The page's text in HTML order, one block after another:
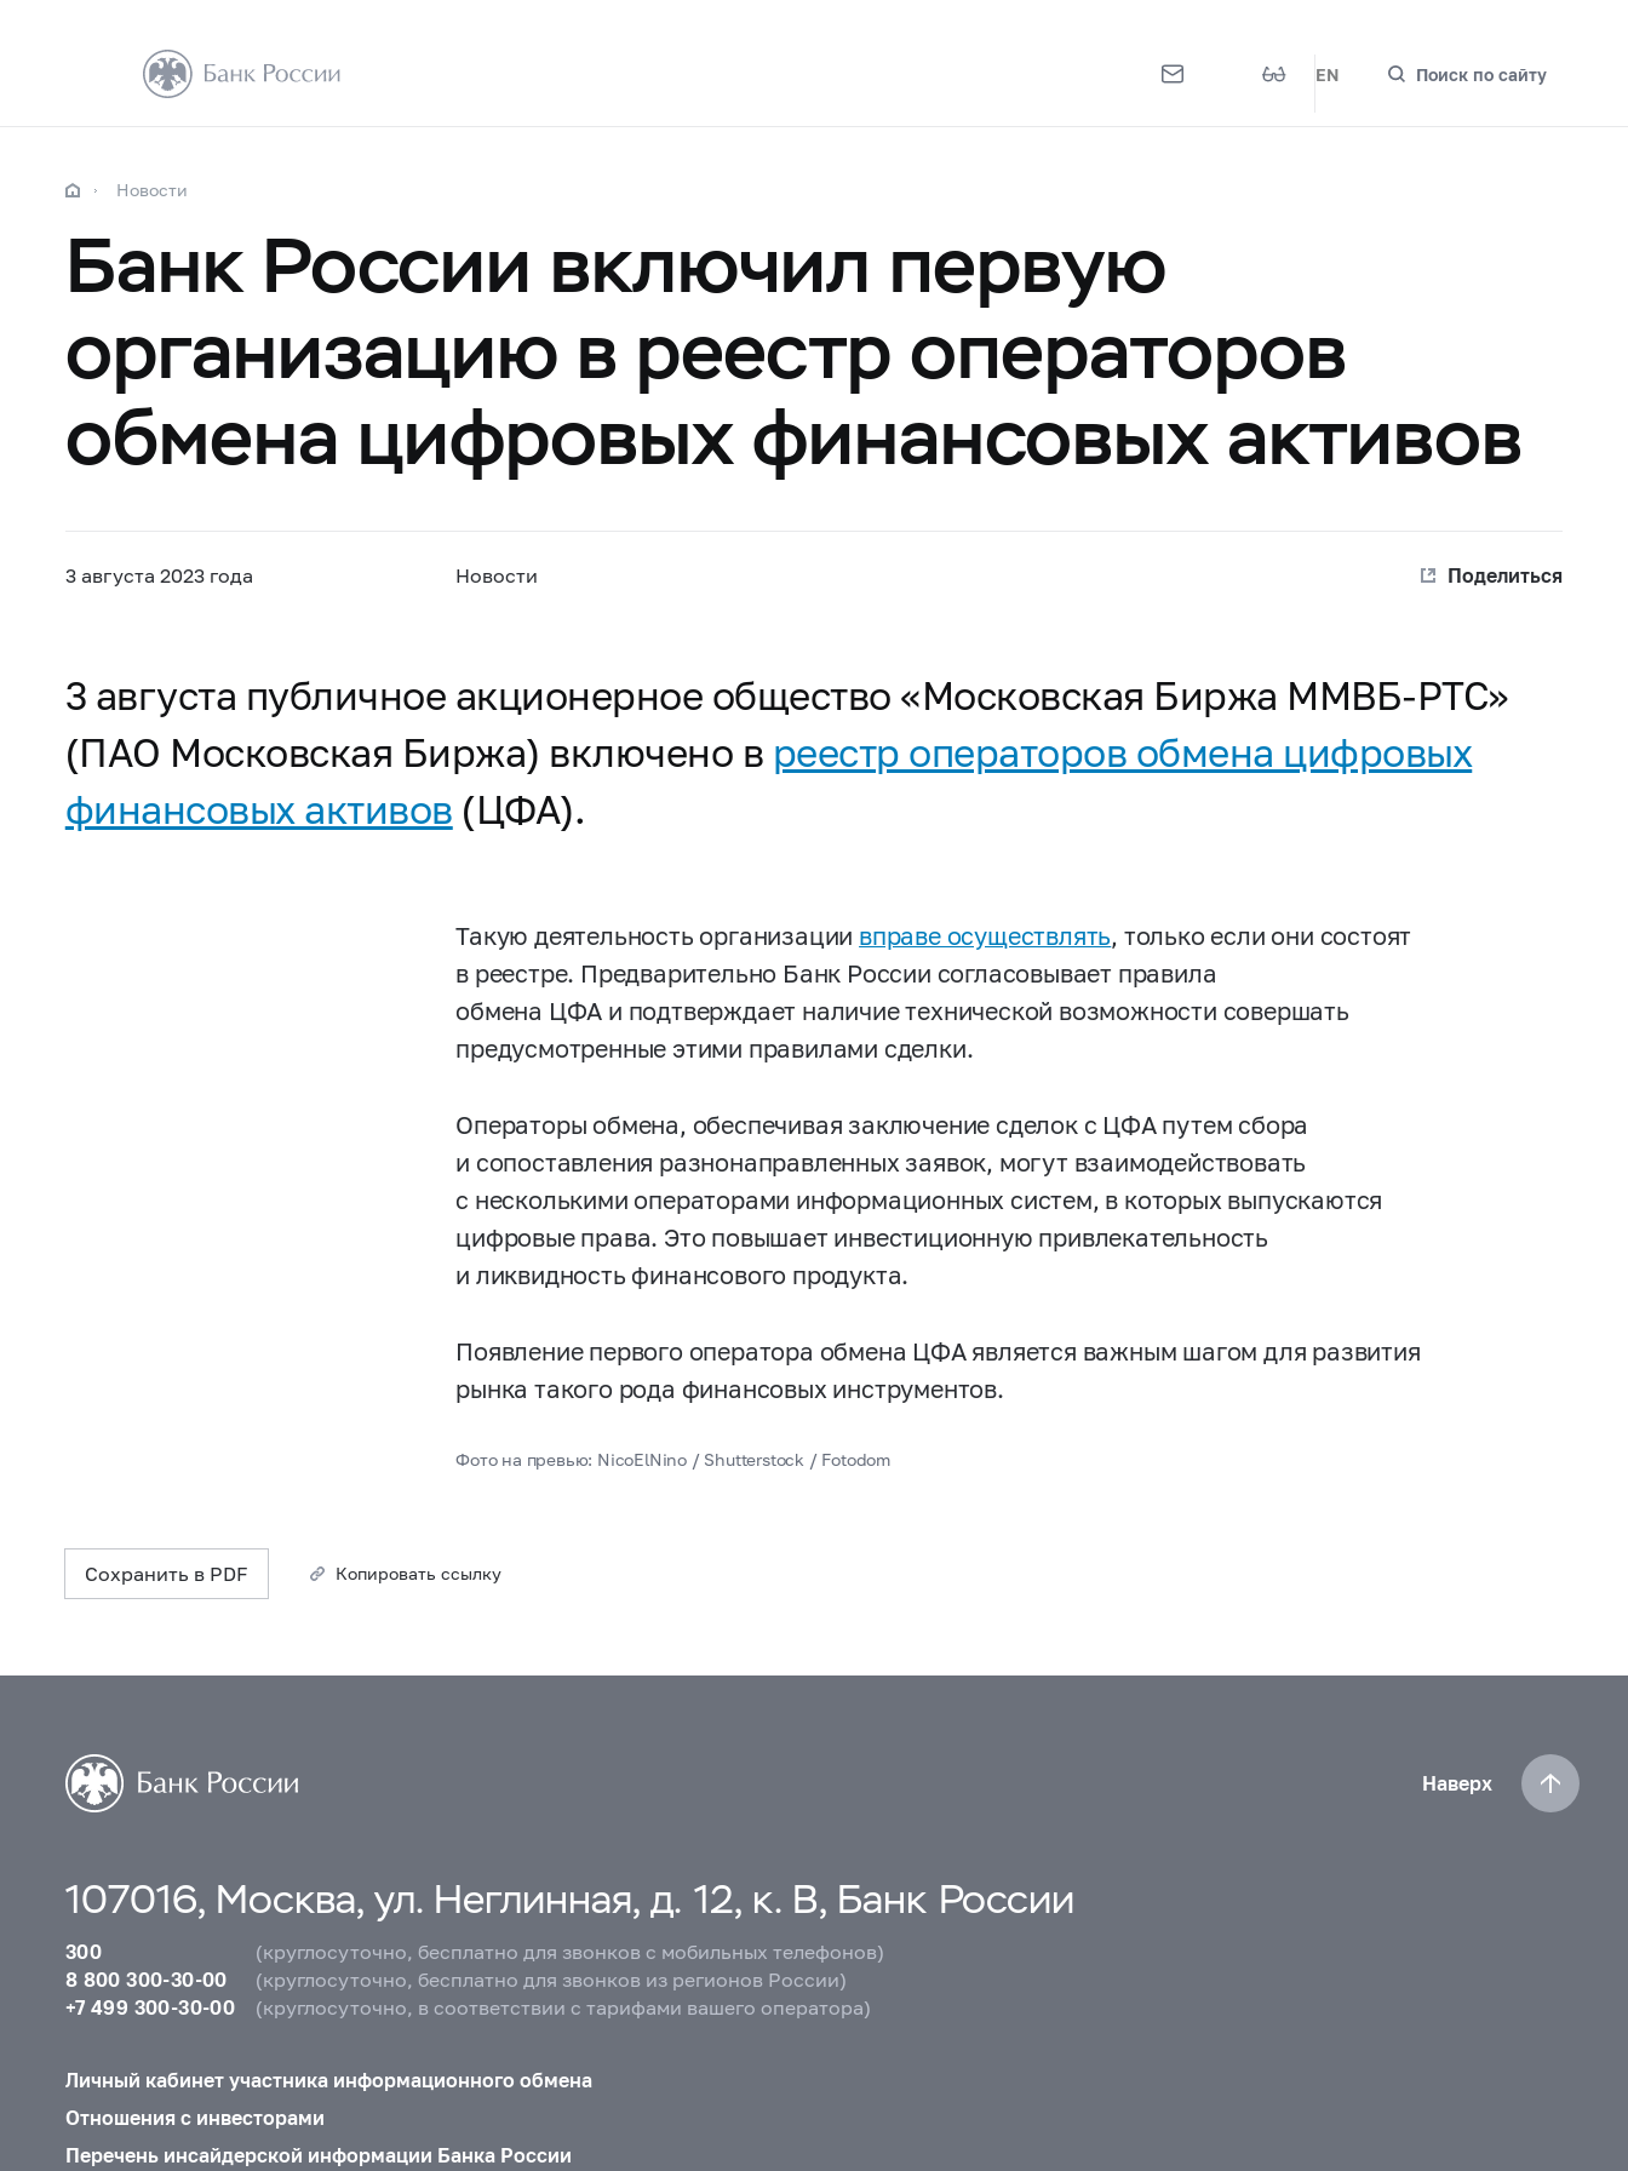
EN Поиск по сайту
Новости
Банк России включил первую
организацию в реестр операторов
обмена цифровых финансовых активов
3 августа 2023 года Новости Поделиться
3 августа публичное акционерное общество «Московская Биржа ММВБ-РТС»
(ПАО Московская Биржа) включено в реестр операторов обмена цифровых
финансовых активов (ЦФА).
Такую деятельность организации вправе осуществлять, только если они состоят
в реестре. Предварительно Банк России согласовывает правила
обмена ЦФА и подтверждает наличие технической возможности совершать
предусмотренные этими правилами сделки.
Операторы обмена, обеспечивая заключение сделок с ЦФА путем сбора
и сопоставления разнонаправленных заявок, могут взаимодействовать
с несколькими операторами информационных систем, в которых выпускаются
цифровые права. Это повышает инвестиционную привлекательность
и ликвидность финансового продукта.
Появление первого оператора обмена ЦФА является важным шагом для развития
рынка такого рода финансовых инструментов.
Фото на превью: NicoElNino / Shutterstock / Fotodom
Сохранить в PDF Копировать ссылку
Наверх
107016, Москва, ул. Неглинная, д. 12, к. В, Банк России
300
(круглосуточно, бесплатно для звонков с мобильных телефонов)
8 800 300-30-00
(круглосуточно, бесплатно для звонков из регионов России)
+7 499 300-30-00
(круглосуточно, в соответствии с тарифами вашего оператора)
Личный кабинет участника информационного обмена
Отношения с инвесторами
Перечень инсайдерской информации Банка России